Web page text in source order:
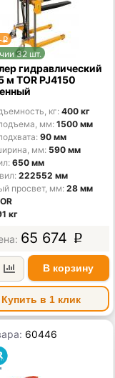
p
32 шт.
гидравлический
м TOR PJ4150
кг 400 кг
мм 1500 мм
90 мм
мм 590 мм
650 мм
222552 мм
просвет, мм 28 мм
кг
65 674 p
В корзину
Купить в 1 клик
60446